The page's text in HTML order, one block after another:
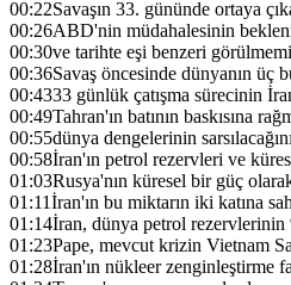
00:22Savaşın 33. gününde ortaya
00:26ABD'nin müdahalesinin
00:30ve tarihte eşi benzeri
00:36Savaş öncesinde dünyanın üç
00:4333 günlük çatışma sürecinin
00:49Tahran'ın batının baskısına
00:55dünya dengelerinin
00:58İran'ın petrol rezervleri ve
01:03Rusya'nın küresel bir güç
01:11İran'ın bu miktarın iki katına
01:14İran, dünya petrol rezervlerinin
01:23Pape, mevcut krizin Vietnam
01:28İran'ın nükleer zenginleştirme